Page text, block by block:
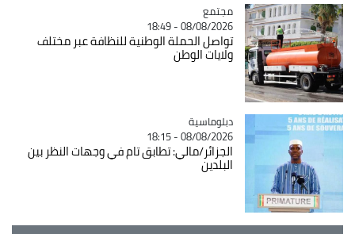
Catégorie
مجتمع
08/08/2026 - 18:49
تواصل الحملة الوطنية للنظافة عبر مختلف
ولايات الوطن
Catégorie
دبلوماسية
08/08/2026 - 18:15
الجزائر/مالي: تطابق تام في وجهات النظر بين
البلدين